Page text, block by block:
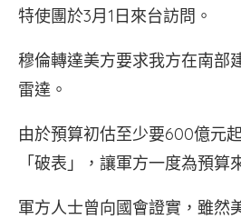
特使團於3月1日來台訪問。
穆倫轉達美方要求我方在南部
雷達。
由於預算初估至少要600億元
「破表」，讓軍方一度為預算
軍方人士曾向國會證實，雖然